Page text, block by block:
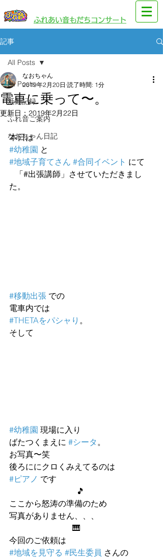
​ふれあい音もだちコンサート
記事
All Posts
活動記録
ふれ音ご案内
なおちゃん日記
All Posts
電車に乗って〜。
なおちゃん
2019年2月20日 読了時間: 1分
更新日： 2019年2月22日
本日は
#幼稚園 と
#地域子育てさん #合同イベント にて
た。
#移動出張 での
電車内では
#THETAをパシャり 。
そして
#幼稚園 現場に入り
ばたつくまえに #シータ 。
お写真〜笑
後ろににクロくみえてるのは
#ピアノ です
                                 🎵
ここから怒涛の準備のため
写真がありません、、、
                               🎹
今回のご依頼は
#地域を見守る #民生委員 さんの